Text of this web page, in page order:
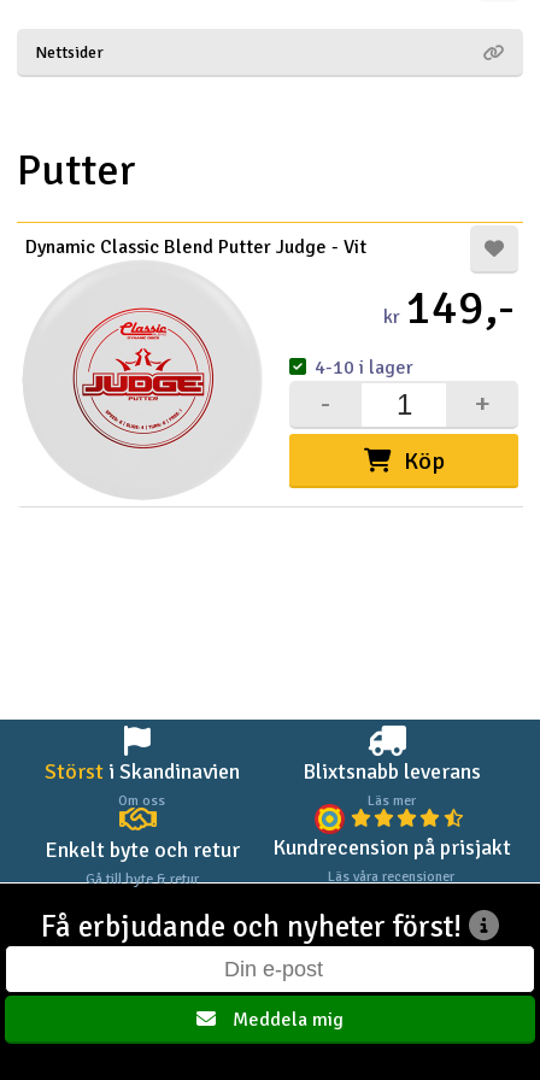
Båtar
Drönare för FPV
Flygplan
Helikopter
Kamerautrustning
Modellbygg- och byggsatser
Modelljärnväg
Scooter & elfordon
Smarthem, lek och hobby
Solenergi
Verktyg, utrustning och tillbehör
Presentkort
Nettsider
Putter
Dynamic Classic Blend Putter Judge - Vit
kr 149,-
Köp
+
-
4-10 i lager
Störsti Skandinavien
Om oss
Blixtsnabb leverans
Läs mer
Enkelt byte och retur
Gå till byte & retur
Kundrecension på prisjakt
Läs våra recensioner
Få erbjudande och nyheter först!
Meddela mig